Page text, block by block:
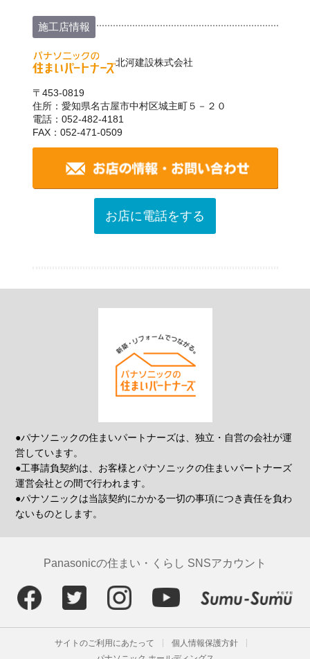
施工店情報
北河建設株式会社
〒453-0819
住所：愛知県名古屋市中村区城主町５－２０
電話：052-482-4181
FAX：052-471-0509
お店に電話をする
●パナソニックの住まいパートナーズは、独立・自営の会社が運
営しています。
●工事請負契約は、お客様とパナソニックの住まいパートナーズ
運営会社との間で行われます。
●パナソニックは当該契約にかかる一切の事項につき責任を負わ
ないものとします。
Panasonicの住まい・くらし SNSアカウント
サイトのご利用にあたって
個人情報保護方針